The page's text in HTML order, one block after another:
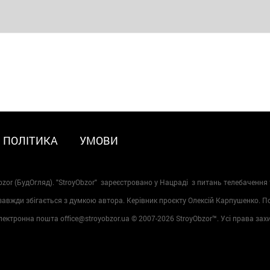
ПОЛІТИКА УМОВИ
(БудОгляд). "StroyObzor" зареєстровано у Нацраді з питань телебачення
збігається з думкою автора. Керівник проєкту Олексій Карпушенко.
пошта office@stroyobzor.ua © 2007-2026 StroyObzor™. Усі права